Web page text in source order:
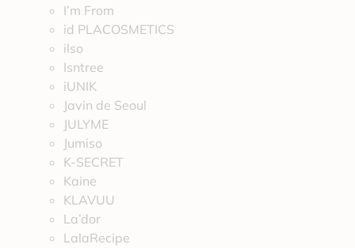
I’m From
id PLACOSMETICS
ilso
Isntree
iUNIK
Javin de Seoul
JULYME
Jumiso
K-SECRET
Kaine
KLAVUU
La’dor
LalaRecipe